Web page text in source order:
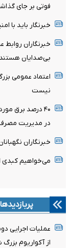
فوتی بر جای
خبرنگار باید با
خبرنگاران
بی‌صدایان
اعتماد عمومی
نیست
۴۰ درصد برق
در مدیریت مصرف
خبرنگاران
می‌خواهیم کبدی
پربازدیدها
عملیات اجرایی
از آکواریوم